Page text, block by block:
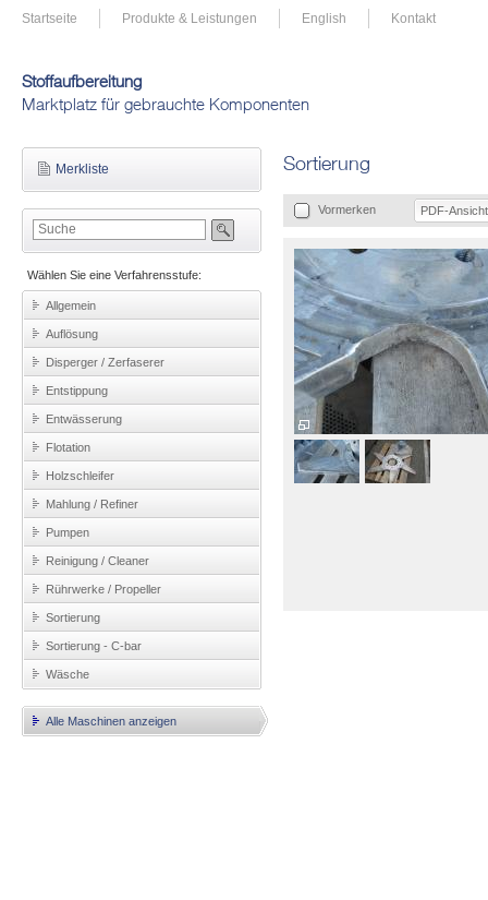
Startseite Produkte & Leistungen English Kontakt
Stoffaufbereitung
Marktplatz für gebrauchte Komponenten
Merkliste
Wählen Sie eine Verfahrensstufe:
Allgemein
Auflösung
Disperger / Zerfaserer
Entstippung
Entwässerung
Flotation
Holzschleifer
Mahlung / Refiner
Pumpen
Reinigung / Cleaner
Rührwerke / Propeller
Sortierung
Sortierung - C-bar
Wäsche
Alle Maschinen anzeigen
Sortierung
Vormerken PDF-Ansicht